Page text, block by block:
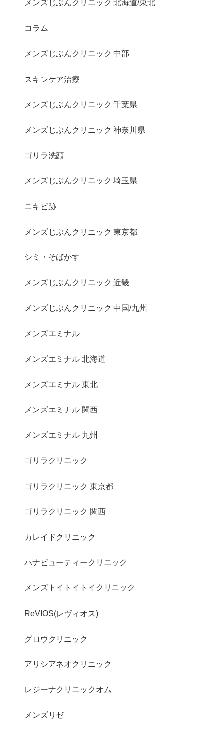
メンズじぶんクリニック 北海道/東北
コラム
メンズじぶんクリニック 中部
スキンケア治療
メンズじぶんクリニック 千葉県
メンズじぶんクリニック 神奈川県
ゴリラ洗顔
メンズじぶんクリニック 埼玉県
ニキビ跡
メンズじぶんクリニック 東京都
シミ・そばかす
メンズじぶんクリニック 近畿
メンズじぶんクリニック 中国/九州
メンズエミナル
メンズエミナル 北海道
メンズエミナル 東北
メンズエミナル 関西
メンズエミナル 九州
ゴリラクリニック
ゴリラクリニック 東京都
ゴリラクリニック 関西
カレイドクリニック
ハナビューティークリニック
メンズトイトイトイクリニック
ReVIOS(レヴィオス)
グロウクリニック
アリシアネオクリニック
レジーナクリニックオム
メンズリゼ